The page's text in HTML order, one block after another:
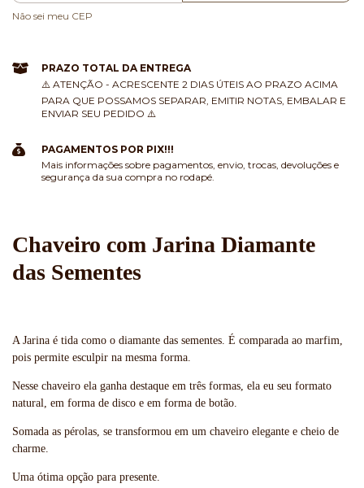
Não sei meu CEP
PRAZO TOTAL DA ENTREGA
⚠️ ATENÇÃO - ACRESCENTE 2 DIAS ÚTEIS AO PRAZO ACIMA
PARA QUE POSSAMOS SEPARAR, EMITIR NOTAS, EMBALAR E
ENVIAR SEU PEDIDO ⚠️
PAGAMENTOS POR PIX!!!
Mais informações sobre pagamentos, envio, trocas, devoluções e
segurança da sua compra no rodapé.
Chaveiro com Jarina Diamante
das Sementes
A Jarina é tida como o diamante das sementes. É comparada ao marfim,
pois permite esculpir na mesma forma.
Nesse chaveiro ela ganha destaque em três formas, ela eu seu formato
natural, em forma de disco e em forma de botão.
Somada as pérolas, se transformou em um chaveiro elegante e cheio de
charme.
Uma ótima opção para presente.